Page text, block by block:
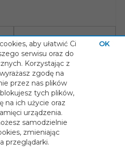
aby ułatwić Ci
serwisu oraz do
Korzystając z
zgodę na
przez nas plików
tych plików,
na ich użycie oraz
urządzenia.
samodzielnie
zmieniając
przeglądarki.
OK